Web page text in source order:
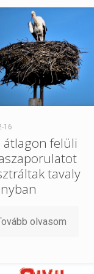
16
átlagon felüli
tavaly
olvasom